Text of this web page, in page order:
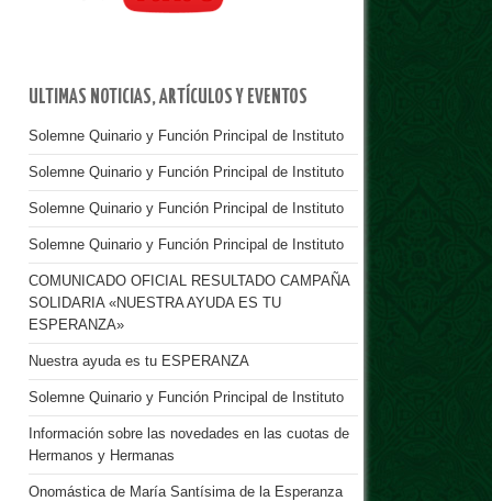
ULTIMAS NOTICIAS, ARTÍCULOS Y EVENTOS
Solemne Quinario y Función Principal de Instituto
Solemne Quinario y Función Principal de Instituto
Solemne Quinario y Función Principal de Instituto
Solemne Quinario y Función Principal de Instituto
COMUNICADO OFICIAL RESULTADO CAMPAÑA
SOLIDARIA «NUESTRA AYUDA ES TU
ESPERANZA»
Nuestra ayuda es tu ESPERANZA
Solemne Quinario y Función Principal de Instituto
Información sobre las novedades en las cuotas de
Hermanos y Hermanas
Onomástica de María Santísima de la Esperanza